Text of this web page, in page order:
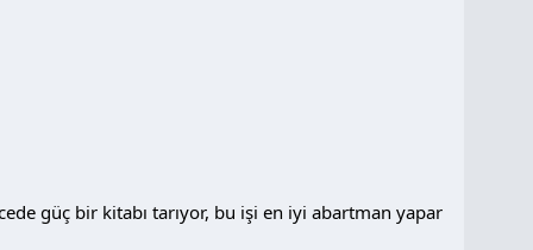
güç bir kitabı tarıyor, bu işi en iyi abartman yapar